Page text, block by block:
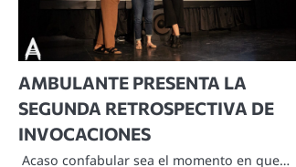
AMBULANTE PRESENTA LA
SEGUNDA RETROSPECTIVA DE
INVOCACIONES
Acaso confabular sea el momento en que…